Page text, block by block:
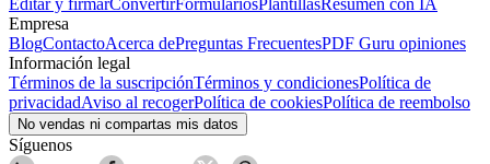
Empresa
BlogContactoAcerca dePreguntas FrecuentesPDF Guru opiniones
Información legal
Términos de la suscripciónTérminos y condicionesPolítica de
privacidadAviso al recogerPolítica de cookiesPolítica de reembolso
No vendas ni compartas mis datos
Síguenos